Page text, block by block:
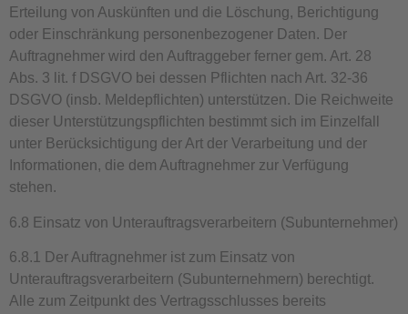
Erteilung von Auskünften und die Löschung, Berichtigung
oder Einschränkung personenbezogener Daten. Der
Auftragnehmer wird den Auftraggeber ferner gem. Art. 28
Abs. 3 lit. f DSGVO bei dessen Pflichten nach Art. 32-36
DSGVO (insb. Meldepflichten) unterstützen. Die Reichweite
dieser Unterstützungspflichten bestimmt sich im Einzelfall
unter Berücksichtigung der Art der Verarbeitung und der
Informationen, die dem Auftragnehmer zur Verfügung
stehen.
6.8 Einsatz von Unterauftragsverarbeitern (Subunternehmer)
6.8.1 Der Auftragnehmer ist zum Einsatz von
Unterauftragsverarbeitern (Subunternehmern) berechtigt.
Alle zum Zeitpunkt des Vertragsschlusses bereits